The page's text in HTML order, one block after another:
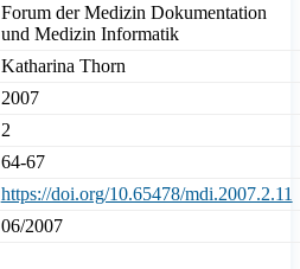
Forum der Medizin Dokumentation
und Medizin Informatik
Katharina Thorn
2007
2
64-67
https://doi.org/10.65478/mdi.2007.2.11
06/2007